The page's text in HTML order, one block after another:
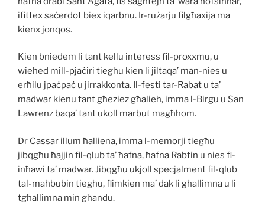
ifittex saċerdot biex iqarbnu. Ir-rużarju filgħaxija ma
kienx jonqos.
Kien bniedem li tant kellu interess fil-proxxmu, u
wieħed mill-pjaċiri tiegħu kien li jiltaqa’ man-nies u
erħilu jpaċpaċ u jirrakkonta. Il-festi tar-Rabat u ta’
madwar kienu tant għeziez għalieh, imma l-Birgu u San
Lawrenz baqa’ tant ukoll marbut magħhom.
Dr Cassar illum ħalliena, imma l-memorji tiegħu
jibqgħu ħajjin fil-qlub ta’ ħafna, ħafna Rabtin u nies fl-
inħawi ta’ madwar. Jibqgħu ukjoll specjalment fil-qlub
tal-maħbubin tiegħu, flimkien ma’ dak li għallimna u li
tgħallimna min għandu.